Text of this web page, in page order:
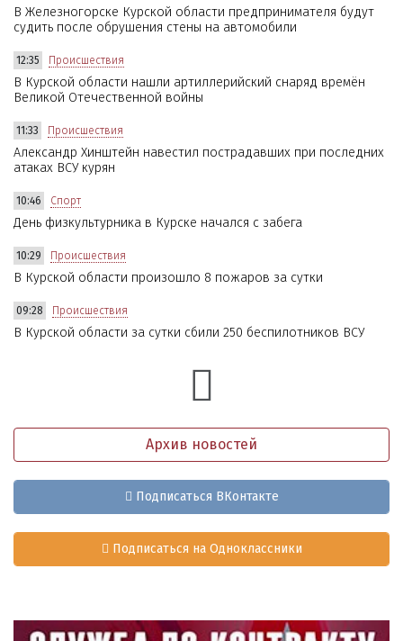
В Железногорске Курской области предпринимателя будут
судить после обрушения стены на автомобили
12:35 Происшествия
В Курской области нашли артиллерийский снаряд времён
Великой Отечественной войны
11:33 Происшествия
Александр Хинштейн навестил пострадавших при последних
атаках ВСУ курян
10:46 Спорт
День физкультурника в Курске начался с забега
10:29 Происшествия
В Курской области произошло 8 пожаров за сутки
09:28 Происшествия
В Курской области за сутки сбили 250 беспилотников ВСУ
Архив новостей
Подписаться ВКонтакте
Подписаться на Одноклассники